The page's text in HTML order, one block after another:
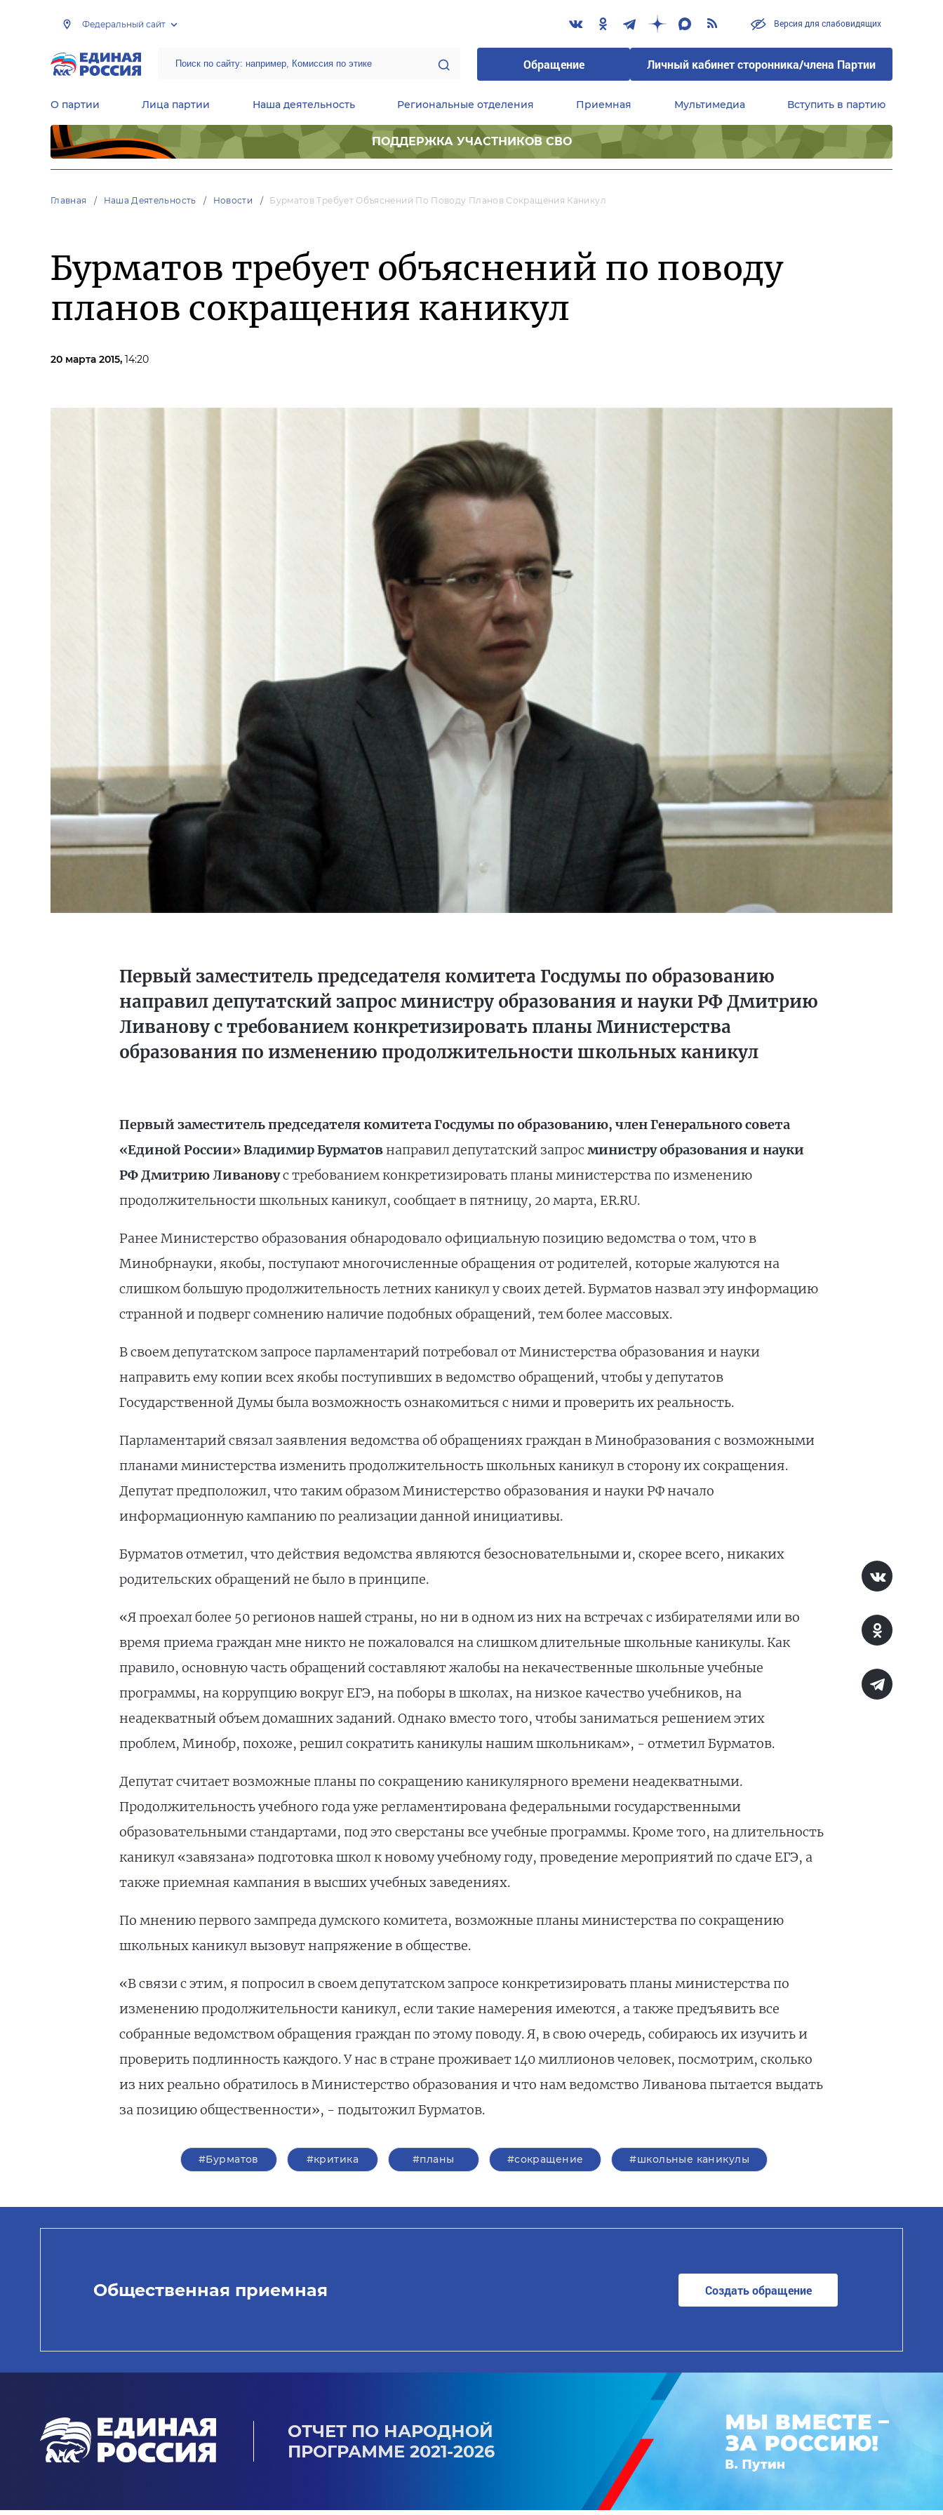
Федеральный сайт Версия для слабовидящих
Обращение Личный кабинет сторонника/члена Партии
О партии Лица партии Наша деятельность Региональные отделения Приемная Мультимедиа Вступить в партию
ПОДДЕРЖКА УЧАСТНИКОВ СВО
Главная Наша Деятельность Новости Бурматов Требует Объяснений По Поводу Планов Сокращения Каникул
Бурматов требует объяснений по поводу
планов сокращения каникул
20 марта 2015, 14:20
Первый заместитель председателя комитета Госдумы по образованию
направил депутатский запрос министру образования и науки РФ Дмитрию
Ливанову с требованием конкретизировать планы Министерства
образования по изменению продолжительности школьных каникул
Первый заместитель председателя комитета Госдумы по образованию, член Генерального совета
«Единой России» Владимир Бурматовнаправил депутатский запросминистру образования и науки
РФ Дмитрию Ливановус требованием конкретизировать планы министерства по изменению
продолжительности школьных каникул, сообщает в пятницу, 20 марта, ER.RU.
Ранее Министерство образования обнародовало официальную позицию ведомства о том, что в
Минобрнауки, якобы, поступают многочисленные обращения от родителей, которые жалуются на
слишком большую продолжительность летних каникул у своих детей. Бурматов назвал эту информацию
странной и подверг сомнению наличие подобных обращений, тем более массовых.
В своем депутатском запросе парламентарий потребовал от Министерства образования и науки
направить ему копии всех якобы поступивших в ведомство обращений, чтобы у депутатов
Государственной Думы была возможность ознакомиться с ними и проверить их реальность.
Парламентарий связал заявления ведомства об обращениях граждан в Минобразования с возможными
планами министерства изменить продолжительность школьных каникул в сторону их сокращения.
Депутат предположил, что таким образом Министерство образования и науки РФ начало
информационную кампанию по реализации данной инициативы.
Бурматов отметил, что действия ведомства являются безосновательными и, скорее всего, никаких
родительских обращений не было в принципе.
«Я проехал более 50 регионов нашей страны, но ни в одном из них на встречах с избирателями или во
время приема граждан мне никто не пожаловался на слишком длительные школьные каникулы. Как
правило, основную часть обращений составляют жалобы на некачественные школьные учебные
программы, на коррупцию вокруг ЕГЭ, на поборы в школах, на низкое качество учебников, на
неадекватный объем домашних заданий. Однако вместо того, чтобы заниматься решением этих
проблем, Минобр, похоже, решил сократить каникулы нашим школьникам», - отметил Бурматов.
Депутат считает возможные планы по сокращению каникулярного времени неадекватными.
Продолжительность учебного года уже регламентирована федеральными государственными
образовательными стандартами, под это сверстаны все учебные программы. Кроме того, на длительность
каникул «завязана» подготовка школ к новому учебному году, проведение мероприятий по сдаче ЕГЭ, а
также приемная кампания в высших учебных заведениях.
По мнению первого зампреда думского комитета, возможные планы министерства по сокращению
школьных каникул вызовут напряжение в обществе.
«В связи с этим, я попросил в своем депутатском запросе конкретизировать планы министерства по
изменению продолжительности каникул, если такие намерения имеются, а также предъявить все
собранные ведомством обращения граждан по этому поводу. Я, в свою очередь, собираюсь их изучить и
проверить подлинность каждого. У нас в стране проживает 140 миллионов человек, посмотрим, сколько
из них реально обратилось в Министерство образования и что нам ведомство Ливанова пытается выдать
за позицию общественности», - подытожил Бурматов.
#Бурматов #критика #планы #сокращение #школьные каникулы
Общественная приемная Создать обращение
ОТЧЕТ ПО НАРОДНОЙ
ПРОГРАММЕ 2021-2026